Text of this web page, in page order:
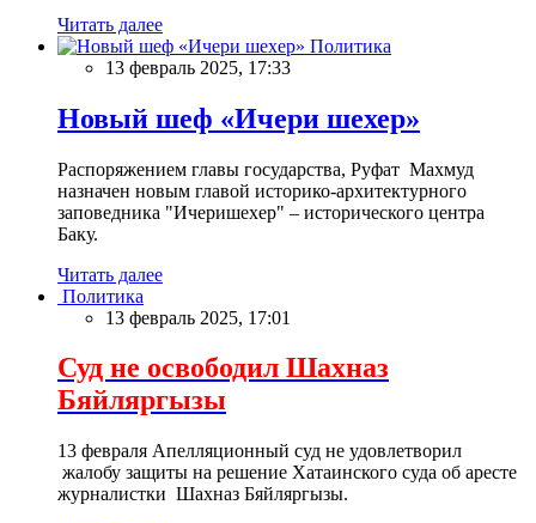
Читать далее
Политика
13 февраль 2025, 17:33
Новый шеф «Ичери шехер»
Распоряжением главы государства, Руфат Махмуд
назначен новым главой историко-архитектурного
заповедника "Ичеришехер" – исторического центра
Баку.
Читать далее
Политика
13 февраль 2025, 17:01
Суд не освободил Шахназ
Бяйляргызы
13 февраля Апелляционный суд не удовлетворил
жалобу защиты на решение Хатаинского суда об аресте
журналистки Шахназ Бяйляргызы.